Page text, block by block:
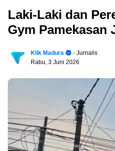
Laki-Laki dan
Gym Pamekasan
Klik Madura
- Jurnalis
Rabu, 3 Juni 2026